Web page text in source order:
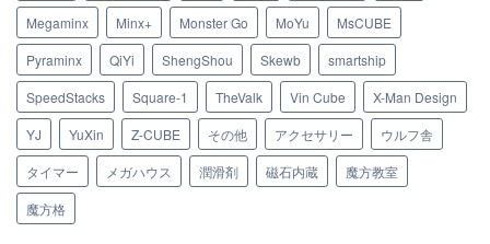
Megaminx
Minx+ Monster Go MoYu
MsCUBE
Pyraminx
QiYi ShengShou Skewb
smartship
SpeedStacks
Square-1 TheValk Vin Cube
X-Man Design
YJ
YuXin Z-CUBE その他 アクセサリー
ウルフ舎
タイマー
メガハウス 潤滑剤 磁石内蔵
魔方教室
魔方格